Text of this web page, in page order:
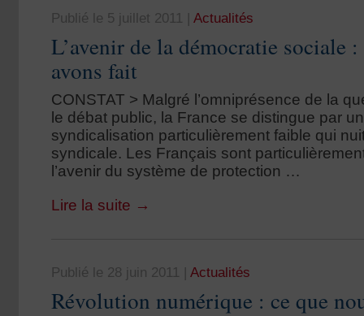
Publié le 5 juillet 2011 Actualités
L’avenir de la démocratie sociale
avons fait
CONSTAT > Malgré l’omniprésence de la
le débat public, la France se distingue par
syndicalisation particulièrement faible qui
syndicale. Les Français sont
l’avenir du système de protection …
Lire la suite →
Publié le 28 juin 2011 Actualités
Révolution numérique : ce que